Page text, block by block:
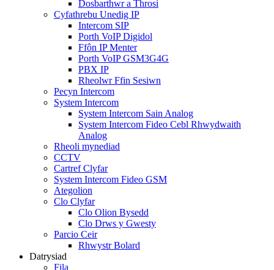
Dosbarthwr a Throsi
Cyfathrebu Unedig IP
Intercom SIP
Porth VoIP Digidol
Ffôn IP Menter
Porth VoIP GSM3G4G
PBX IP
Rheolwr Ffin Sesiwn
Pecyn Intercom
System Intercom
System Intercom Sain Analog
System Intercom Fideo Cebl Rhwydwaith
Analog
Rheoli mynediad
CCTV
Cartref Clyfar
System Intercom Fideo GSM
Ategolion
Clo Clyfar
Clo Olion Bysedd
Clo Drws y Gwesty
Parcio Ceir
Rhwystr Bolard
Datrysiad
Fila